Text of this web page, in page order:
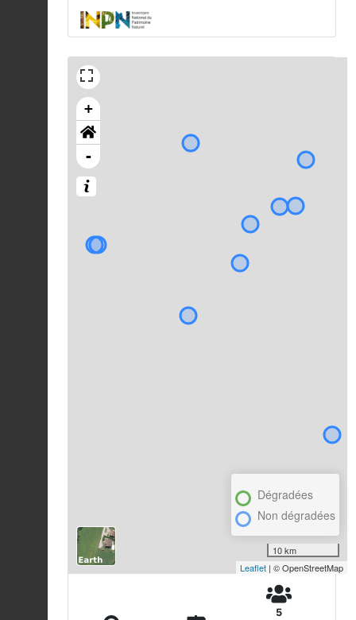
+
-
Dégradées
Non dégradées
10 km
Leaflet | © OpenStreetMap
5